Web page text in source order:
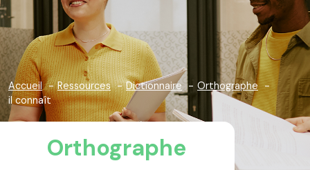
Accueil Ressources Dictionnaire
Orthographe
il connaît
Orthographe